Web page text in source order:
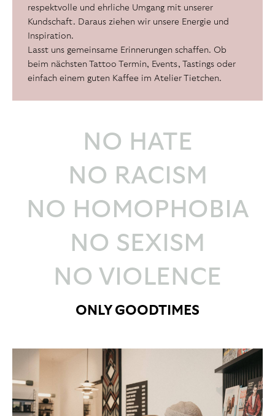
respektvolle und ehrliche Umgang mit unserer
Kundschaft. Daraus ziehen wir unsere Energie und
Inspiration.
Lasst uns gemeinsame Erinnerungen schaffen. Ob
beim nächsten Tattoo Termin, Events, Tastings oder
einfach einem guten Kaffee im Atelier Tietchen.
NO HATE
NO RACISM
NO HOMOPHOBIA
NO SEXISM
NO VIOLENCE
ONLY GOODTIMES